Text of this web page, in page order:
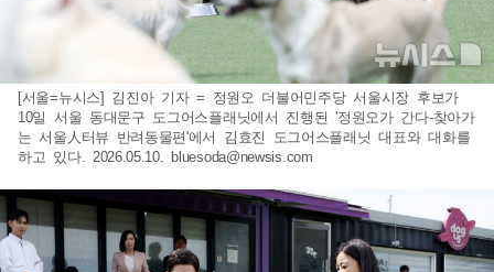
[서울=뉴시스] 김진아 기자 = 정원오 더불어민주당 서울시장 후보가
10일 서울 동대문구 도그어스플래닛에서 진행된 '정원오가 간다-찾아가
는 서울人터뷰 반려동물편'에서 김효진 도그어스플래닛 대표와 대화를
하고 있다. 2026.05.10. bluesoda@newsis.com